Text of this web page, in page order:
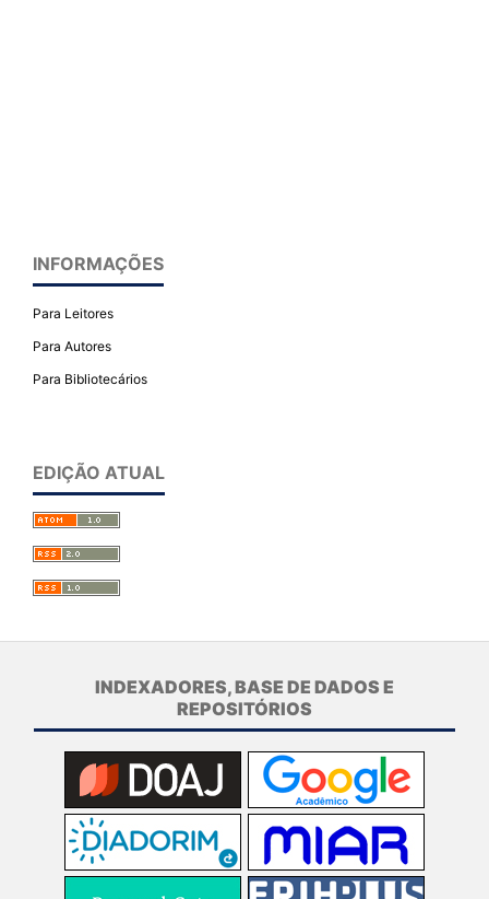
INFORMAÇÕES
Para Leitores
Para Autores
Para Bibliotecários
EDIÇÃO ATUAL
INDEXADORES, BASE DE DADOS E
REPOSITÓRIOS